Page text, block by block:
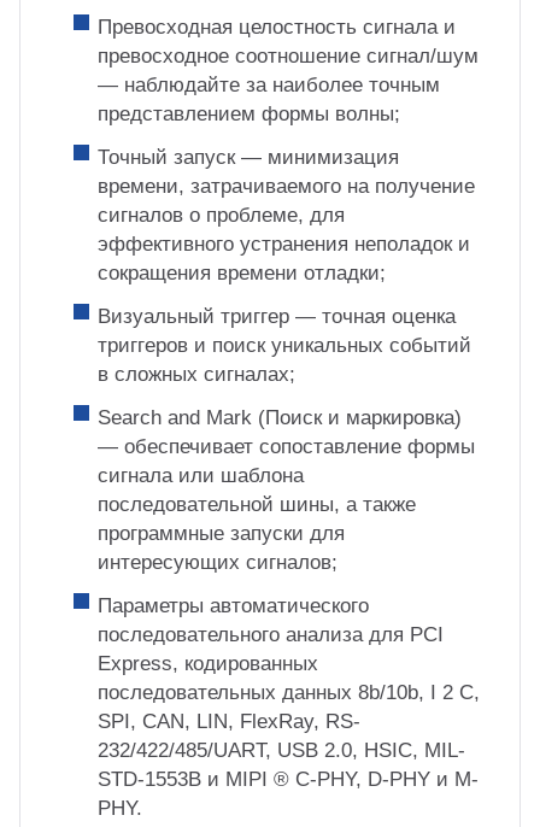
Превосходная целостность сигнала и
превосходное соотношение сигнал/шум
— наблюдайте за наиболее точным
представлением формы волны;
Точный запуск — минимизация
времени, затрачиваемого на получение
сигналов о проблеме, для
эффективного устранения неполадок и
сокращения времени отладки;
Визуальный триггер — точная оценка
триггеров и поиск уникальных событий
в сложных сигналах;
Search and Mark (Поиск и маркировка)
— обеспечивает сопоставление формы
сигнала или шаблона
последовательной шины, а также
программные запуски для
интересующих сигналов;
Параметры автоматического
последовательного анализа для PCI
Express, кодированных
последовательных данных 8b/10b, I 2 C,
SPI, CAN, LIN, FlexRay, RS-
232/422/485/UART, USB 2.0, HSIC, MIL-
STD-1553B и MIPI ® C-PHY, D-PHY и M-
PHY.